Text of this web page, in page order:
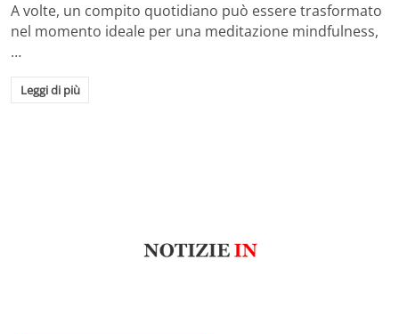
A volte, un compito quotidiano può essere trasformato
nel momento ideale per una meditazione mindfulness,
…
Leggi di più